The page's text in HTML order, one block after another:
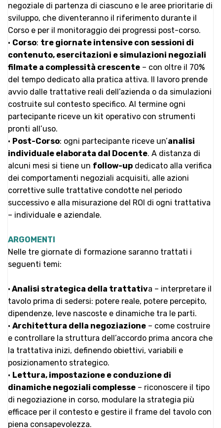
negoziale di partenza di ciascuno e le aree prioritarie di
sviluppo, che diventeranno il riferimento durante il
Corso e per il monitoraggio dei progressi post-corso.
• Corso: tre giornate intensive con sessioni di
contenuto, esercitazioni e simulazioni negoziali
filmate a complessità crescente – con oltre il 70%
del tempo dedicato alla pratica attiva. Il lavoro prende
avvio dalle trattative reali dell’azienda o da simulazioni
costruite sul contesto specifico. Al termine ogni
partecipante riceve un kit operativo con strumenti
pronti all’uso.
• Post-Corso: ogni partecipante riceve un’analisi
individuale elaborata dal Docente. A distanza di
alcuni mesi si tiene un follow-up dedicato alla verifica
dei comportamenti negoziali acquisiti, alle azioni
correttive sulle trattative condotte nel periodo
successivo e alla misurazione del ROI di ogni trattativa
– individuale e aziendale.
ARGOMENTI
Nelle tre giornate di formazione saranno trattati i
seguenti temi:
• Analisi strategica della trattativa – interpretare il
tavolo prima di sedersi: potere reale, potere percepito,
dipendenze, leve nascoste e dinamiche tra le parti.
• Architettura della negoziazione – come costruire
e controllare la struttura dell’accordo prima ancora che
la trattativa inizi, definendo obiettivi, variabili e
posizionamento strategico.
• Lettura, impostazione e conduzione di
dinamiche negoziali complesse – riconoscere il tipo
di negoziazione in corso, modulare la strategia più
efficace per il contesto e gestire il frame del tavolo con
piena consapevolezza.